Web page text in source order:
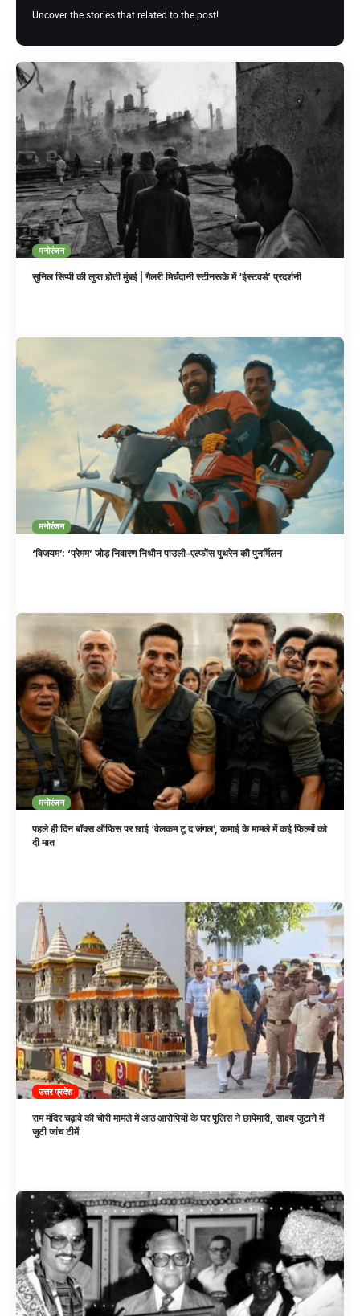
Uncover the stories that related to the post!
मनोरंजन
सुनिल सिप्पी की लुप्त होती मुंबई | गैलरी मिर्चंदानी स्टीनरूके में ‘ईस्टवर्ड’ प्रदर्शनी
मनोरंजन
‘विजयम’: ‘प्रेमम’ जोड़ निवारण निथीन पाउली-एल्फोंस पुथरेन की पुनर्मिलन
मनोरंजन
पहले ही दिन बॉक्स ऑफिस पर छाई ‘वेलकम टू द जंगल’, कमाई के मामले में कई फिल्मों को
दी मात
उत्तर प्रदेश
राम मंदिर चढ़ावे की चोरी मामले में आठ आरोपियों के घर पुलिस ने छापेमारी, साक्ष्य जुटाने में
जुटी जांच टीमें